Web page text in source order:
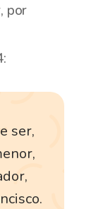
por
ser,